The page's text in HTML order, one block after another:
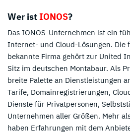
Wer istIONOS?
Das IONOS-Unternehmen ist ein
Internet- und Cloud-Lösungen.
bekannte Firma gehört zur United
Sitz im deutschen Montabaur. Als
breite Palette an Dienstleistungen
Tarife, Domainregistrierungen,
Dienste für Privatpersonen,
Unternehmen aller Größen. Mehr
haben Erfahrungen mit dem